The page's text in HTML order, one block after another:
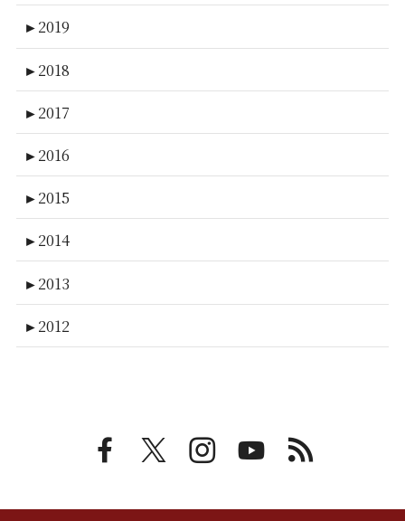
►2019
►2018
►2017
►2016
►2015
►2014
►2013
►2012